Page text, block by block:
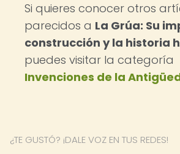
Si quieres conocer otros
parecidos a La Grúa: Su
construcción y la historia
puedes visitar la categoría
Invenciones de la
¿TE GUSTÓ? ¡DALE VOZ EN TUS REDES!